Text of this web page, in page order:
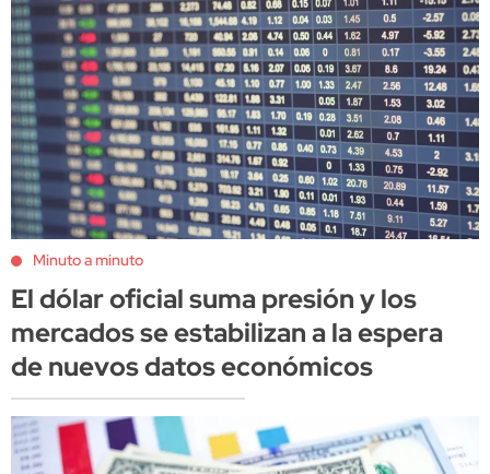
Minuto a minuto
El dólar oficial suma presión y los
mercados se estabilizan a la espera
de nuevos datos económicos